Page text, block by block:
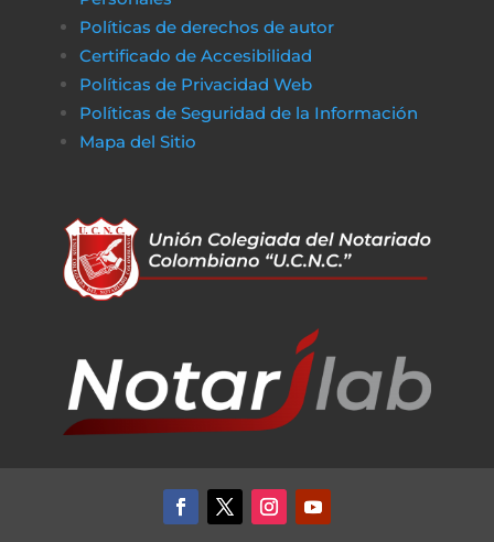
Políticas de derechos de autor
Certificado de Accesibilidad
Políticas de Privacidad Web
Políticas de Seguridad de la Información
Mapa del Sitio